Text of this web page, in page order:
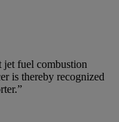
fuel combustion
is thereby recognized